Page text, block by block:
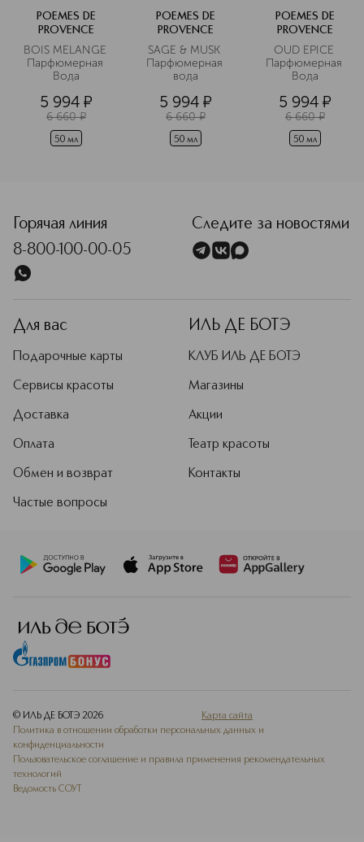
POEMES DE
PROVENCE
BOIS MELANGE
Парфюмерная
Вода
5 994 ¤
6 660 ¤
50 мл
POEMES DE
PROVENCE
SAGE & MUSK
Парфюмерная
вода
5 994 ¤
6 660 ¤
50 мл
POEMES DE
PROVENCE
OUD EPICE
Парфюмерная
Вода
5 994 ¤
6 660 ¤
50 мл
Горячая линия
8-800-100-00-05
Следите за новостями
Для вас
Подарочные карты
Сервисы красоты
Доставка
Оплата
Обмен и возврат
Частые вопросы
ИЛЬ ДЕ БОТЭ
КЛУБ ИЛЬ ДЕ БОТЭ
Магазины
Акции
Театр красоты
Контакты
© ИЛЬ ДЕ БОТЭ 2026
Карта сайта
Политика в отношении обработки персональных данных и
конфиденциальности
Пользовательское соглашение и правила применения рекомендательных
технологий
Ведомость СОУТ